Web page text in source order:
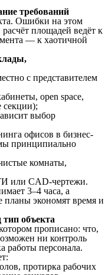
требований
Ошибки на этом
площадей ведёт к
— к хаотичной
с представителем
open space,
секции);
выбор
офисов в бизнес-
принципиально
комнаты,
или CAD-чертежи.
3–4 часа, а
планы экономят время и
тип объекта
прописано: что,
ни контроль
работы персонала.
протирка рабочих